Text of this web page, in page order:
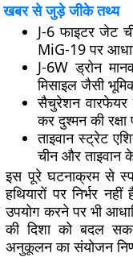
खबर से जुड़े जीके तथ्य
J-6 फाइटर जेट
MiG-19 पर
J-6W ड्रोन
मिसाइल जैसी
सैचुरेशन वारफेयर
कर दुश्मन की
ताइवान स्ट्रेट
चीन और ताइवान
इस पूरे घटनाक्रम से
हथियारों पर निर्भर
उपयोग करने पर भी
की दिशा को बदल
अनुकूलन का संयोजन